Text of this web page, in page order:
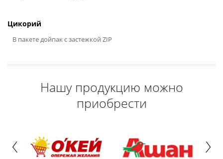
Цикорий
В пакете дойпак с застежкой ZIP
Нашу продукцию можно
приобрести